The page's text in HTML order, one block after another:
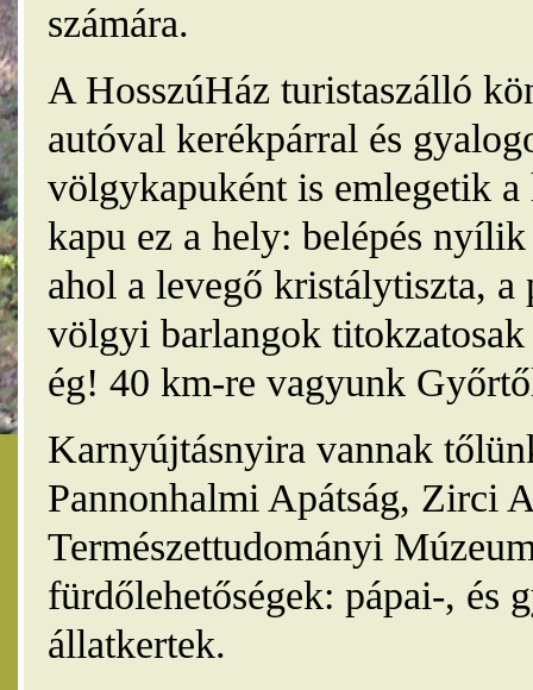
számára.
A HosszúHáz turistaszálló
autóval kerékpárral és
völgykapuként is emlegetik
kapu ez a hely: belépés
ahol a levegő kristálytiszta, a
völgyi barlangok
ég! 40 km-re vagyunk
Karnyújtásnyira vannak
Pannonhalmi Apátság, Zirci
Természettudományi
fürdőlehetőségek: pápai-, és
állatkertek.